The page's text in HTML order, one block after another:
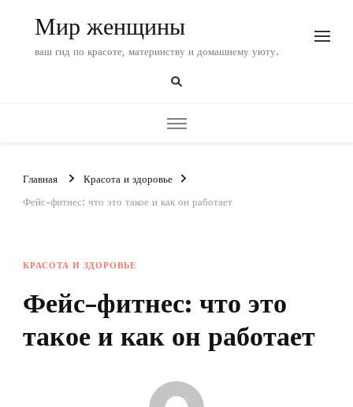
Мир женщины
ваш гид по красоте, материнству и домашнему уюту.
Главная
Красота и здоровье
Фейс-фитнес: что это такое и как он работает
КРАСОТА И ЗДОРОВЬЕ
Фейс-фитнес: что это
такое и как он работает